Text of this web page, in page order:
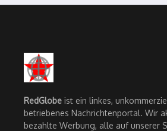
RedGlobe ist ein linkes,
betriebenes Nachrichtenportal. Wir
bezahlte Werbung, alle auf unserer